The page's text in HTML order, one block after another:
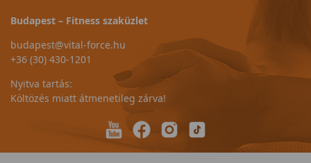
Budapest – Fitness szaküzlet
budapest@vital-force.hu
+36 (30) 430-1201
Nyitva tartás:
Költözés miatt átmenetileg zárva!